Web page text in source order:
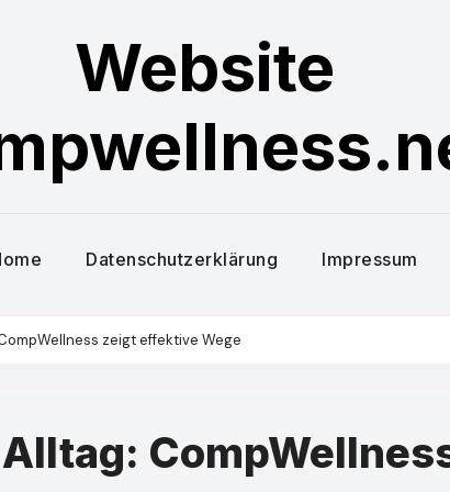
Website
Datenschutzerklärung Impressum
zeigt effektive Wege